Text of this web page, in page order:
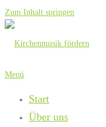
Zum Inhalt springen
Menü
Start
Über uns